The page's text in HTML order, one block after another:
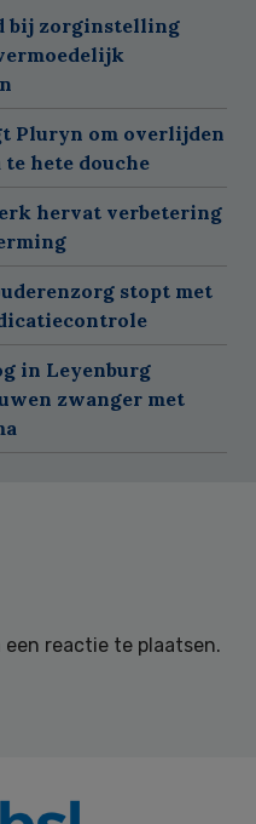
bij zorginstelling
Pluryn om overlijden
hete douche
hervat verbetering
stopt met
in Leyenburg
zwanger met
een reactie te plaatsen.